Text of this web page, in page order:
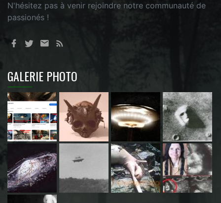
N'hésitez pas à venir rejoindre notre communauté de
passionés !
GALERIE PHOTO